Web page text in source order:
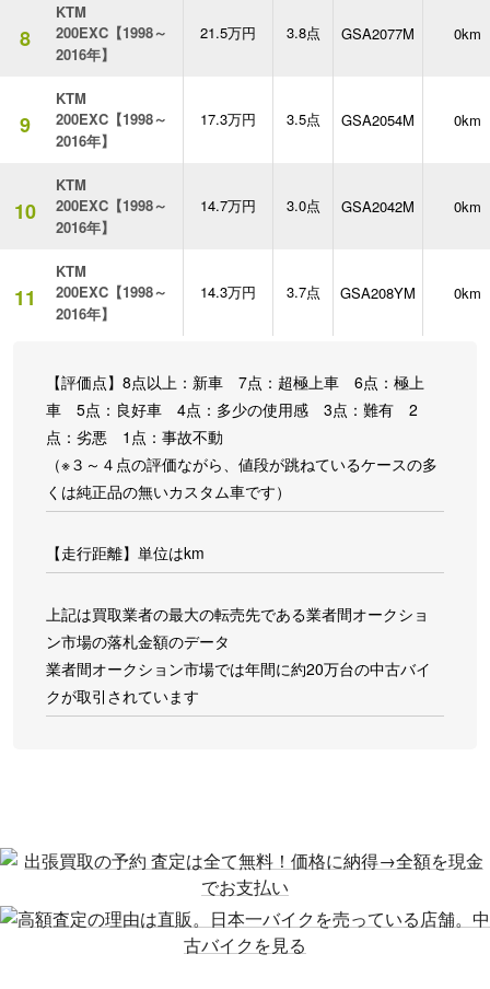
8
KTM
200EXC【1998～
2016年】
21.5万円 3.8点 GSA2077M 0km
9
KTM
200EXC【1998～
2016年】
17.3万円 3.5点 GSA2054M 0km
10
KTM
200EXC【1998～
2016年】
14.7万円 3.0点 GSA2042M 0km
11
KTM
200EXC【1998～
2016年】
14.3万円 3.7点 GSA208YM 0km
【評価点】8点以上：新車 7点：超極上車 6点：極上
車 5点：良好車 4点：多少の使用感 3点：難有 2
点：劣悪 1点：事故不動
（※３～４点の評価ながら、値段が跳ねているケースの多
くは純正品の無いカスタム車です）
【走行距離】単位はkm
上記は買取業者の最大の転売先である業者間オークショ
ン市場の落札金額のデータ
業者間オークション市場では年間に約20万台の中古バイ
クが取引されています